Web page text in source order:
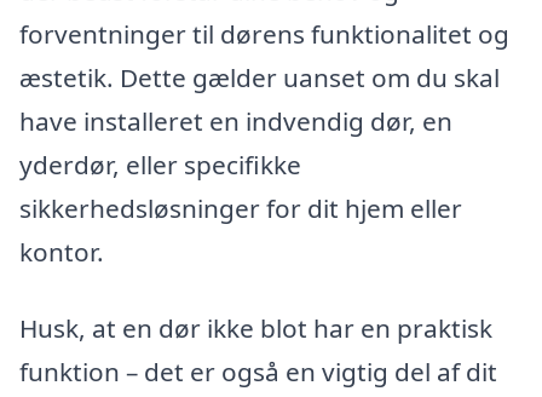
forventninger til dørens funktionalitet og
æstetik. Dette gælder uanset om du skal
have installeret en indvendig dør, en
yderdør, eller specifikke
sikkerhedsløsninger for dit hjem eller
kontor.
Husk, at en dør ikke blot har en praktisk
funktion – det er også en vigtig del af dit